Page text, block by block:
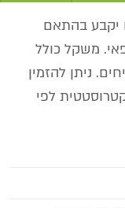
יקבע בהתאם
משקל כולל
ניתן להזמין
לפי